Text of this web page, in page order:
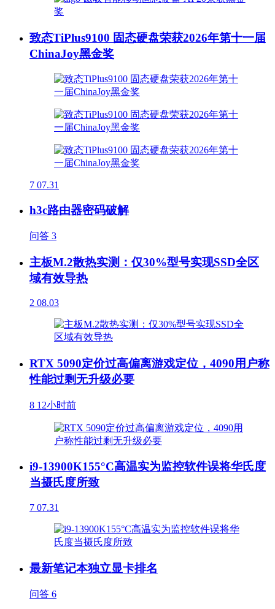
致态TiPlus9100 固态硬盘荣获2026年第十一届
ChinaJoy黑金奖
7 07.31
h3c路由器密码破解
问答 3
主板M.2散热实测：仅30%型号实现SSD全区
域有效导热
2 08.03
RTX 5090定价过高偏离游戏定位，4090用户称
性能过剩无升级必要
8 12小时前
i9-13900K155°C高温实为监控软件误将华氏度
当摄氏度所致
7 07.31
最新笔记本独立显卡排名
问答 6